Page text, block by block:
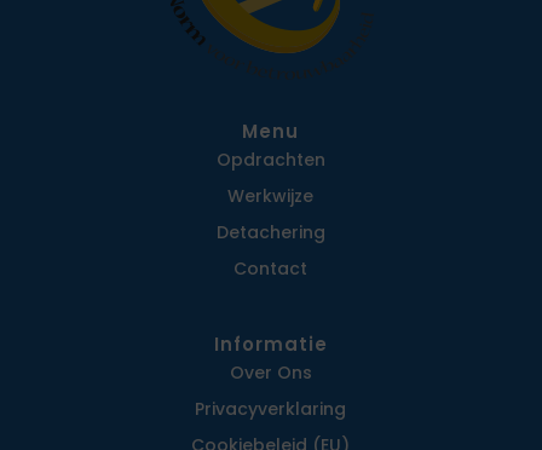
Menu
Opdrachten
Werkwijze
Detachering
Contact
Informatie
Over Ons
Privacy­verklaring